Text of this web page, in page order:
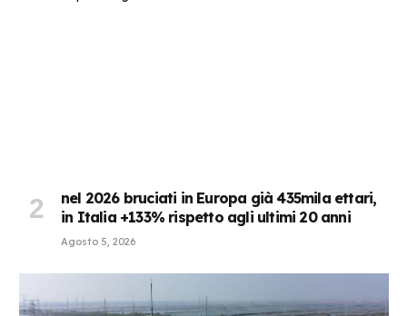
nel 2026 bruciati in Europa già 435mila ettari,
in Italia +133% rispetto agli ultimi 20 anni
Agosto 5, 2026